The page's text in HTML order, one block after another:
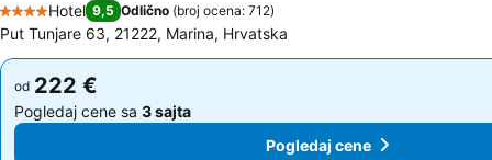
4 Zvezdice
Hotel 9,5 Odlično (broj ocena: 712)
Put Tunjare 63, 21222, Marina, Hrvatska
od 222 €
Pogledaj cene sa 3 sajta
Pogledaj cene
od 222 €
Pogledaj cene sa 3 sajta
Pogledaj cene